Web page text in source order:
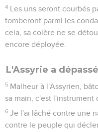
4 Les uns seront courbés
tomberont parmi les
cela, sa colère ne se
encore déployée.
L'Assyrie a
5 Malheur à l'Assyrien,
sa main, c'est l'instrument
6 Je l'ai lâché contre une
contre le peuple qui